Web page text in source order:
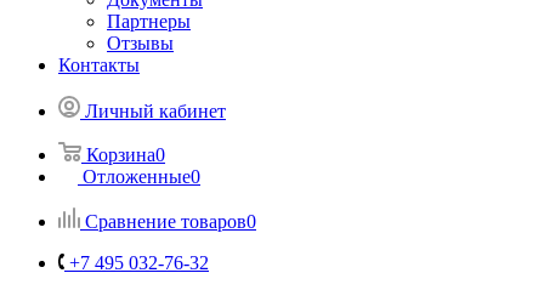
Партнеры
Отзывы
Контакты
Личный кабинет
Корзина0
Отложенные0
Сравнение товаров0
+7 495 032-76-32